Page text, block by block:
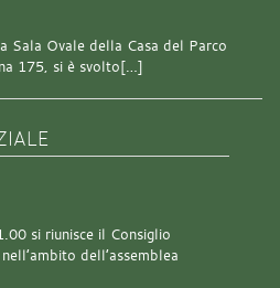
Sala Ovale della Casa del Parco
175, si è svolto[…]
si riunisce il Consiglio
dell’assemblea